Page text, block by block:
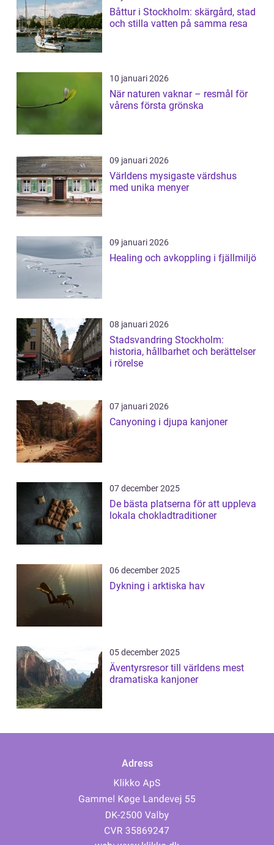
Båttur i Stockholm: skärgård, stad
och stilla vatten på samma resa
10 januari 2026
När naturen vaknar – resmål för
vårens första grönska
09 januari 2026
Världens mysigaste värdshus
med unika menyer
09 januari 2026
Healing och avkoppling i fjällmiljö
08 januari 2026
Stadsvandring Stockholm:
historia, hållbarhet och berättelser
i rörelse
07 januari 2026
Canyoning i djupa kanjoner
07 december 2025
De bästa platserna för att uppleva
lokala chokladtraditioner
06 december 2025
Dykning i arktiska hav
05 december 2025
Äventyrsresor till världens mest
dramatiska kanjoner
Adress